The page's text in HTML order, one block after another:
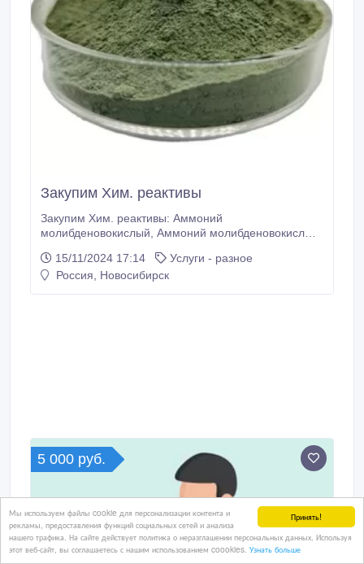
Принять!
Мы используем файлы cookie для персонализации контента и
рекламы, предоставления функций социальных сетей и анализа
нашего трафика. На сайте действует политика о неразглашении персональных данных. Используя
этот веб-сайт, вы соглашаетесь с нашим использованием coookies. Узнать больше
Закупим Хим. реактивы
Закупим Хим. реактивы: Аммоний
молибденовокислый, Аммоний молибденовокислый,
5водная:Натрий вольфрамовокислый, Церезин
М-80Н, Аммоний персульфат (Китай), Аммоний
15/11/2024 17:14
Услуги - разное
Россия, Новосибирск
5 000 руб.